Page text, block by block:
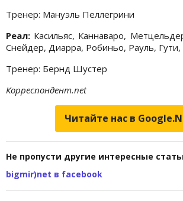
Тренер: Мануэль Пеллегрини
Реал: Касильяс, Каннаваро,
Снейдер, Диарра, Робиньо, Рауль,
Тренер: Бернд Шустер
Корреспондент.net
Читайте нас в
Не пропусти другие интересные
bigmir)net в facebook